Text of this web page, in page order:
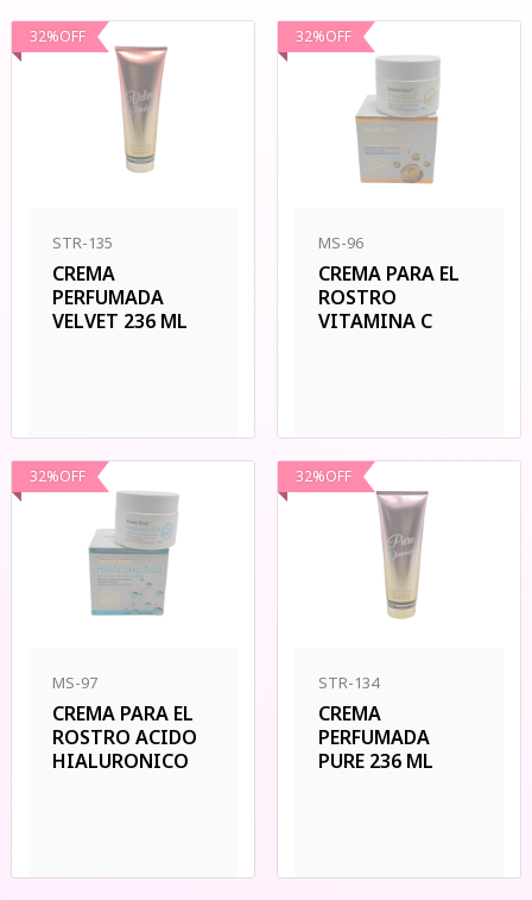
32%OFF
STR-135
CREMA
PERFUMADA
VELVET 236 ML
32%OFF
MS-96
CREMA PARA EL
ROSTRO
VITAMINA C
32%OFF
MS-97
CREMA PARA EL
ROSTRO ACIDO
HIALURONICO
32%OFF
STR-134
CREMA
PERFUMADA
PURE 236 ML